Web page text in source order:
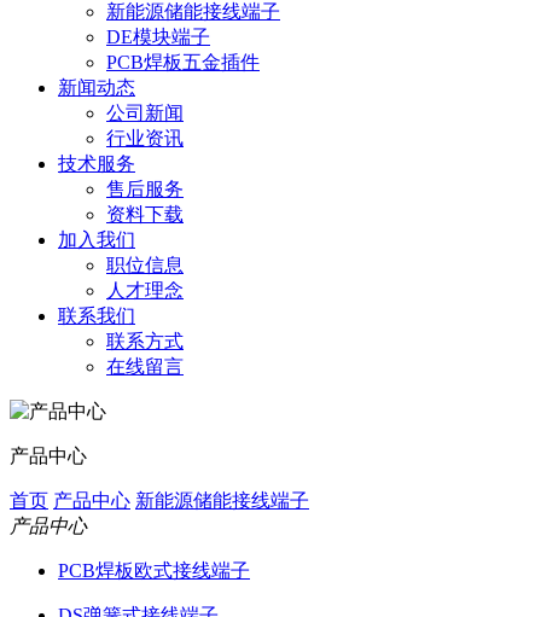
新能源储能接线端子
DE模块端子
PCB焊板五金插件
新闻动态
公司新闻
行业资讯
技术服务
售后服务
资料下载
加入我们
职位信息
人才理念
联系我们
联系方式
在线留言
产品中心
首页 产品中心 新能源储能接线端子
产品中心
PCB焊板欧式接线端子